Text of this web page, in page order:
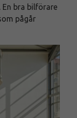
En bra bilförare
pågår